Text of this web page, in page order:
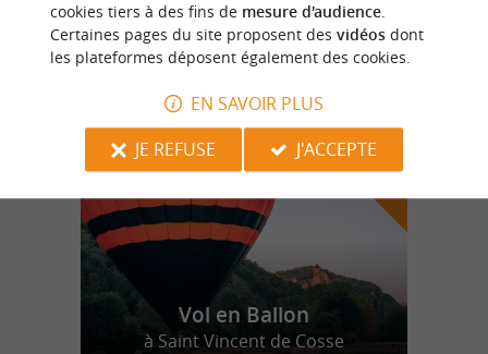
n
o
t
r
e
c
o
u
p
d
e
c
o
e
u
r
Vol en Ballon
à Saint Vincent de Cosse
cookies tiers à des fins de mesure d'audience.
Certaines pages du site proposent des vidéosdont
les plateformes déposent également des cookies.
EN SAVOIR PLUS
JE REFUSE
J'ACCEPTE